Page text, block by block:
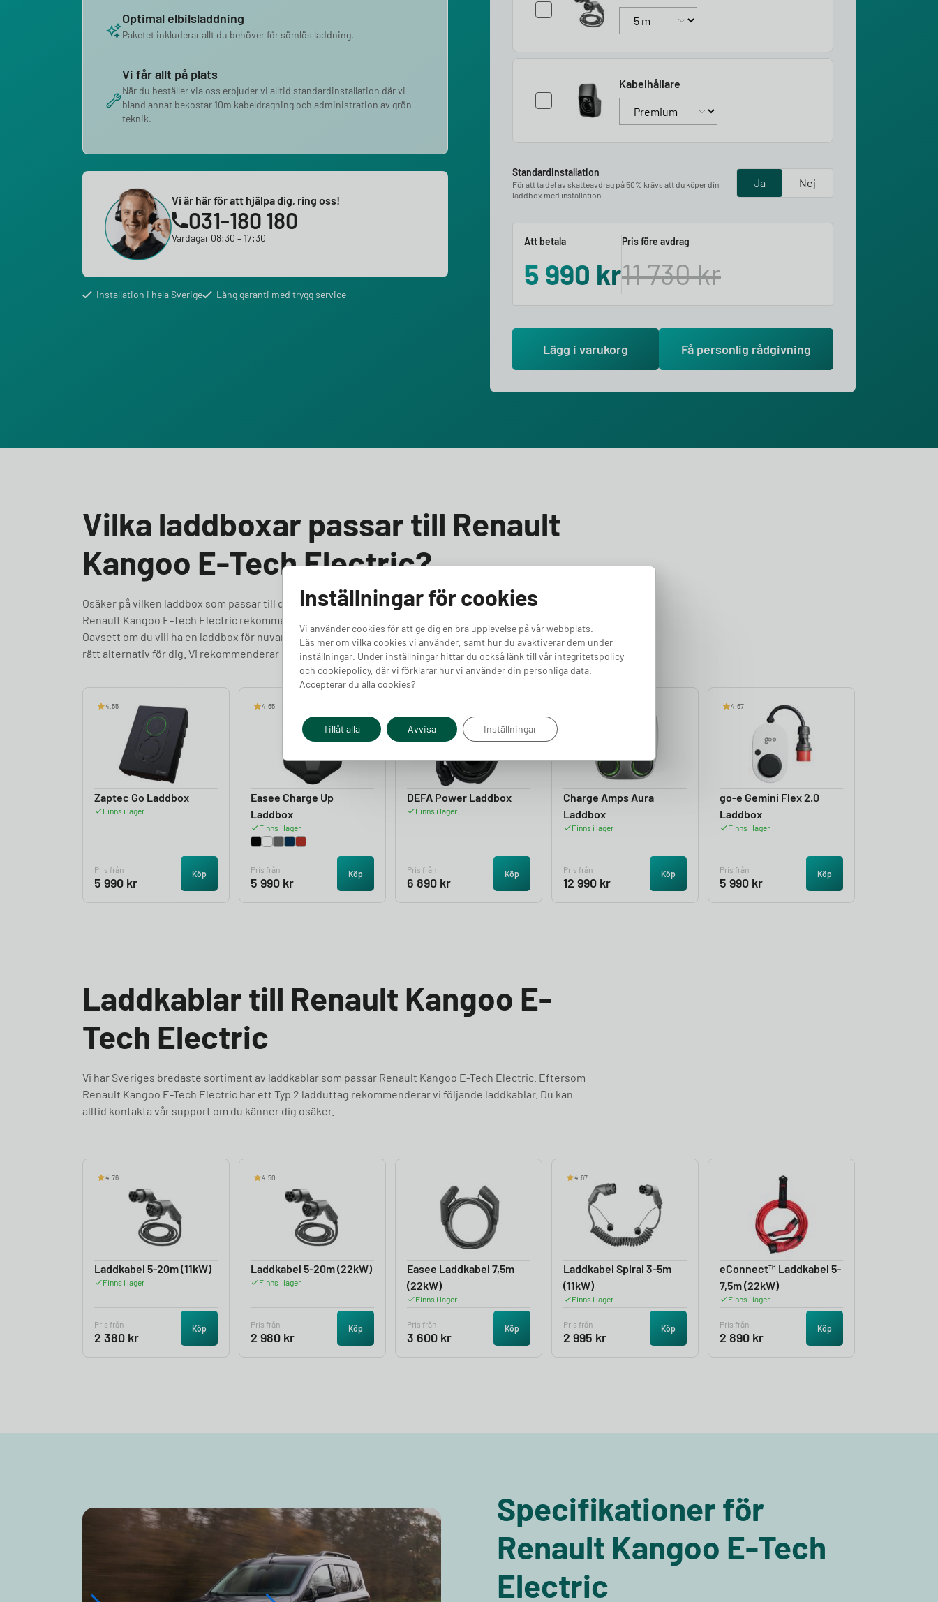
Optimal elbilsladdning
Paketet inkluderar allt du behöver för sömlös laddning.
Vi får allt på plats
När du beställer via oss erbjuder vi alltid standardinstallation där vi
bland annat bekostar 10m kabeldragning och administration av grön
teknik.
Vi är här för att hjälpa dig, ring oss!
031-180 180
Vardagar 08:30 – 17:30
Installation i hela Sverige Lång garanti med trygg service
Kabelhållare
Standardinstallation
För att ta del av skatteavdrag på 50% krävs att du köper din
laddbox med installation.
Ja Nej
Att betala
5 990 kr
Pris före avdrag
11 730kr
Lägg i varukorg Få personlig rådgivning
Vilka laddboxar passar till Renault
Kangoo E-Tech Electric?
Osäker på vilken laddbox som passar till din Renault Kangoo E-Tech Electric? Vi hjälper dig välja rätt! Till
Renault Kangoo E-Tech Electric rekommenderar vi att du väljer en laddbox med minst 11 kW effekt.
Oavsett om du vill ha en laddbox för nuvarande behov eller framtidssäkra för en kraftfullare bil, har vi
rätt alternativ för dig. Vi rekommenderar dessa laddboxar för Renault Kangoo E-Tech Electric.
4.55
Zaptec Go Laddbox
Finns i lager
Pris från
5 990 kr
Köp
4.65
Easee Charge Up
Laddbox
Finns i lager
Pris från
5 990 kr
Köp
4.05
DEFA Power Laddbox
Finns i lager
Pris från
6 890 kr
Köp
4.50
Charge Amps Aura
Laddbox
Finns i lager
Pris från
12 990 kr
Köp
4.67
go-e Gemini Flex 2.0
Laddbox
Finns i lager
Pris från
5 990 kr
Köp
Laddkablar till Renault Kangoo E-
Tech Electric
Vi har Sveriges bredaste sortiment av laddkablar som passar Renault Kangoo E-Tech Electric. Eftersom
Renault Kangoo E-Tech Electric har ett Typ 2 ladduttag rekommenderar vi följande laddkablar. Du kan
alltid kontakta vår support om du känner dig osäker.
4.76
Laddkabel 5-20m (11kW)
Finns i lager
Pris från
2 380 kr
Köp
4.50
Laddkabel 5-20m (22kW)
Finns i lager
Pris från
2 980 kr
Köp
Easee Laddkabel 7,5m
(22kW)
Finns i lager
Pris från
3 600 kr
Köp
4.67
Laddkabel Spiral 3-5m
(11kW)
Finns i lager
Pris från
2 995 kr
Köp
eConnect™ Laddkabel 5-
7,5m (22kW)
Finns i lager
Pris från
2 890 kr
Köp
Specifikationer för
Renault Kangoo E-Tech
Electric
Inställningar för cookies
Vi använder cookies för att ge dig en bra upplevelse på vår webbplats.
Läs mer om vilka cookies vi använder, samt hur du avaktiverar dem under
inställningar. Under inställningar hittar du också länk till vår integritetspolicy
och cookiepolicy, där vi förklarar hur vi använder din personliga data.
Accepterar du alla cookies?
Tillåt alla Avvisa Inställningar